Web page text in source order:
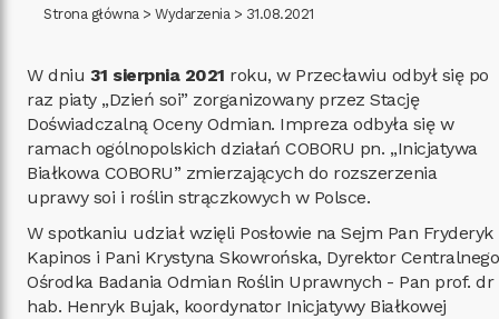
Strona główna> Wydarzenia> 31.08.2021
W dniu 31 sierpnia 2021 roku, w Przecławiu odbył się po
raz piaty „Dzień soi” zorganizowany przez Stację
Doświadczalną Oceny Odmian. Impreza odbyła się w
ramach ogólnopolskich działań COBORU pn. ,,Inicjatywa
Białkowa COBORU” zmierzających do rozszerzenia
uprawy soi i roślin strączkowych w Polsce.
W spotkaniu udział wzięli Posłowie na Sejm Pan Fryderyk
Kapinos i Pani Krystyna Skowrońska, Dyrektor Centralnego
Ośrodka Badania Odmian Roślin Uprawnych - Pan prof. dr
hab. Henryk Bujak, koordynator Inicjatywy Białkowej